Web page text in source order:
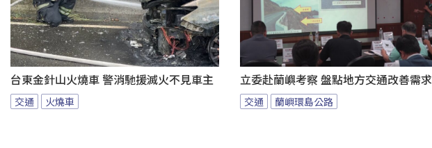
台東金針山火燒車 警消馳援滅火不見車主
交通 火燒車
立委赴蘭嶼考察 盤點地方交通改善需求
交通 蘭嶼環島公路